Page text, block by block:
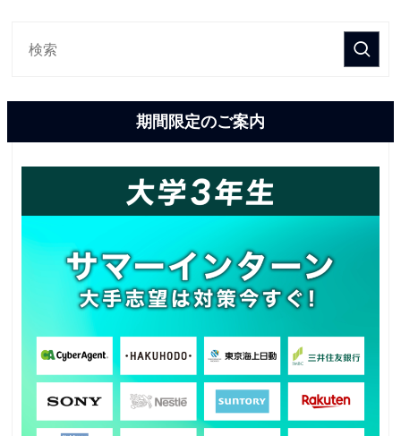
期間限定のご案内